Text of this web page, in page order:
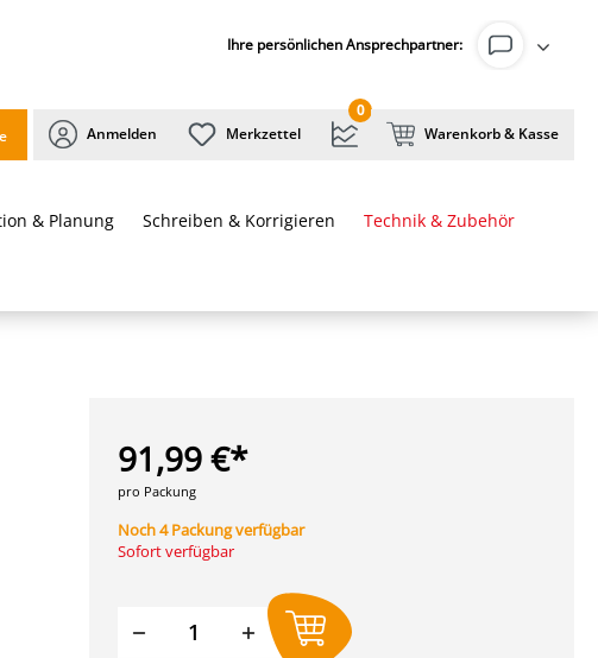
Ihre persönlichen Ansprechpartner:
Anmelden Merkzettel
0
Warenkorb & Kasse
& Planung Schreiben & Korrigieren Technik & Zubehör
91,99 €*
pro Packung
Noch 4 Packung verfügbar
Sofort verfügbar
Produkt Anzahl: Gib den